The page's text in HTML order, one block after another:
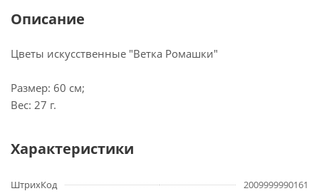
Описание
Цветы искусственные "Ветка Ромашки"
Размер: 60 см;
Вес: 27 г.
Характеристики
ШтрихКод
2009999990161